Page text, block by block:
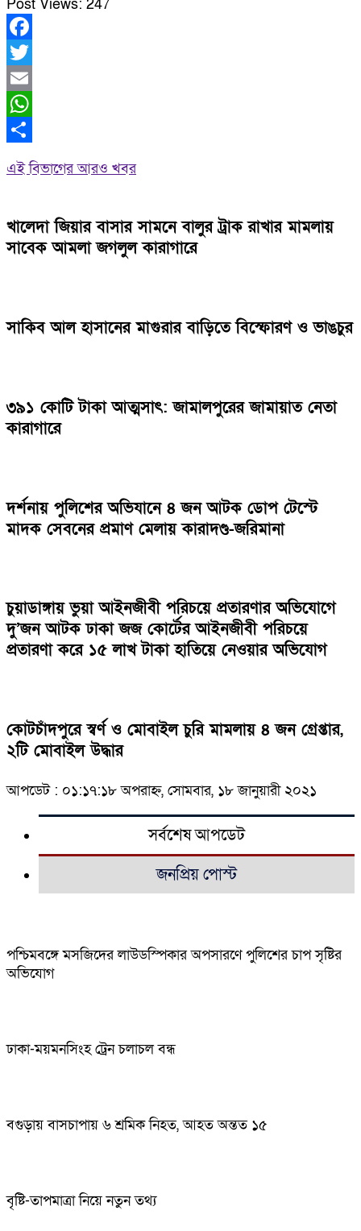
Post Views: 247
Facebook
Twitter
Email
WhatsApp
এই বিভাগের আরও খবর
খালেদা জিয়ার বাসার সামনে বালুর ট্রাক রাখার মামলায়
সাবেক আমলা জগলুল কারাগারে
সাকিব আল হাসানের মাগুরার বাড়িতে বিস্ফোরণ ও ভাঙচুর
৩৯১ কোটি টাকা আত্মসাৎ: জামালপুরের জামায়াত নেতা
কারাগারে
দর্শনায় পুলিশের অভিযানে ৪ জন আটক ডোপ টেস্টে
মাদক সেবনের প্রমাণ মেলায় কারাদণ্ড-জরিমানা
চুয়াডাঙ্গায় ভুয়া আইনজীবী পরিচয়ে প্রতারণার অভিযোগে
দু’জন আটক ঢাকা জজ কোর্টের আইনজীবী পরিচয়ে
প্রতারণা করে ১৫ লাখ টাকা হাতিয়ে নেওয়ার অভিযোগ
কোটচাঁদপুরে স্বর্ণ ও মোবাইল চুরি মামলায় ৪ জন গ্রেপ্তার,
২টি মোবাইল উদ্ধার
আপডেট : ০১:১৭:১৮ অপরাহ্ন, সোমবার, ১৮ জানুয়ারী ২০২১
সর্বশেষ আপডেট
জনপ্রিয় পোস্ট
পশ্চিমবঙ্গে মসজিদের লাউডস্পিকার অপসারণে পুলিশের চাপ সৃষ্টির
অভিযোগ
ঢাকা-ময়মনসিংহ ট্রেন চলাচল বন্ধ
বগুড়ায় বাসচাপায় ৬ শ্রমিক নিহত, আহত অন্তত ১৫
বৃষ্টি-তাপমাত্রা নিয়ে নতুন তথ্য